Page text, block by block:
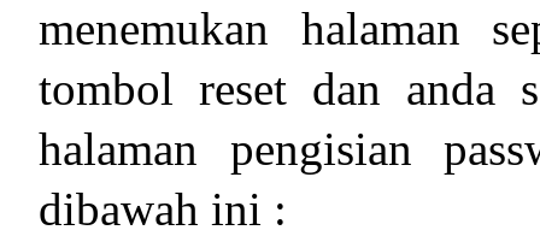
menemukan halaman
tombol reset dan anda
halaman pengisian
dibawah ini :